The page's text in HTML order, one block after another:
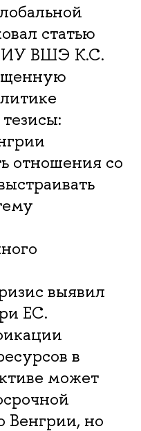
статью
ВШЭ К.С.
отношения со
выявил
ЕС.
в
может
Венгрии, но